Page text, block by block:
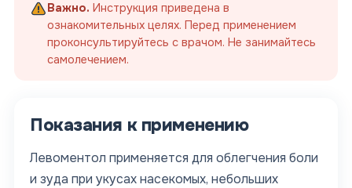
Важно. Инструкция приведена в
ознакомительных целях. Перед применением
проконсультируйтесь с врачом. Не занимайтесь
самолечением.
Показания к применению
Левоментол применяется для облегчения боли
и зуда при укусах насекомых, небольших